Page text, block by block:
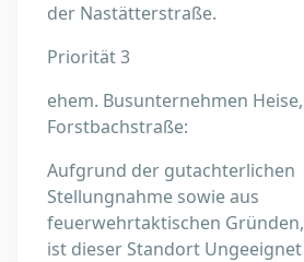
der Nastätterstraße.
Priorität 3
ehem. Busunternehmen Heise,
Forstbachstraße:
Aufgrund der gutachterlichen
Stellungnahme sowie aus
feuerwehrtaktischen Gründen,
ist dieser Standort Ungeeignet